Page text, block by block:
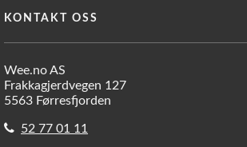
KONTAKT OSS
Wee.no AS
Frakkagjerdvegen 127
5563 Førresfjorden
52 77 01 11